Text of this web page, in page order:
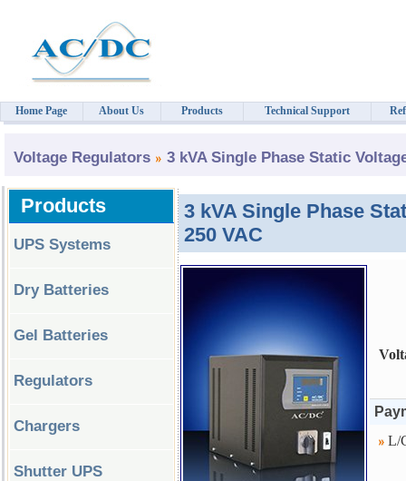
Voltage Regulators 3 kVA Single Phase Static
Products
UPS Systems
Dry Batteries
Gel Batteries
Regulators
Chargers
Shutter UPS
3 kVA Single Phase
250 VAC
L/
Home Page About Us Products Technical Support